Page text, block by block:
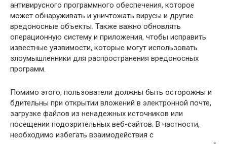
антивирусного программного обеспечения, которое
может обнаруживать и уничтожать вирусы и другие
вредоносные объекты. Также важно обновлять
операционную систему и приложения, чтобы исправить
известные уязвимости, которые могут использовать
злоумышленники для распространения вредоносных
программ.
Помимо этого, пользователи должны быть осторожны и
бдительны при открытии вложений в электронной почте,
загрузке файлов из ненадежных источников или
посещении подозрительных веб-сайтов. В частности,
необходимо избегать взаимодействия с